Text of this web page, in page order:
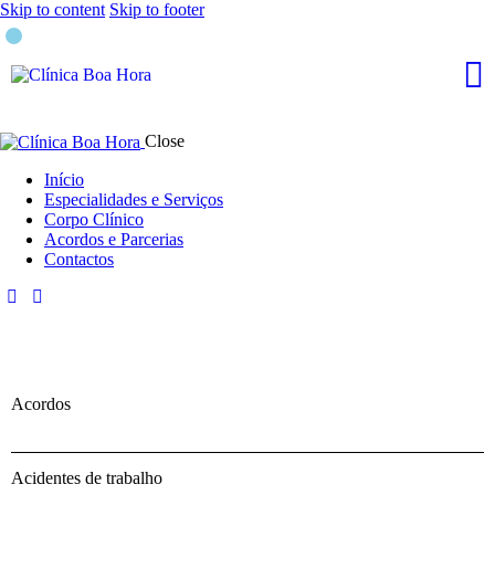
Skip to content Skip to footer
Close
Início
Especialidades e Serviços
Corpo Clínico
Acordos e Parcerias
Contactos
Acordos
Acidentes de trabalho